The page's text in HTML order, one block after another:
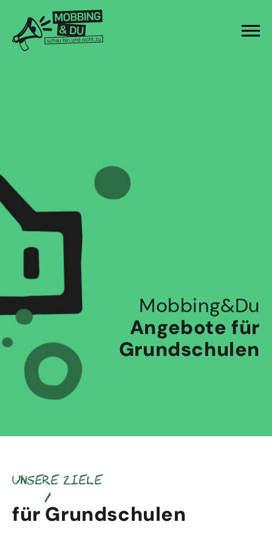
Zum Inhalt springen
Mobbing&Du
Angebote für
Grundschulen
Unsere Ziele
für Grundschulen